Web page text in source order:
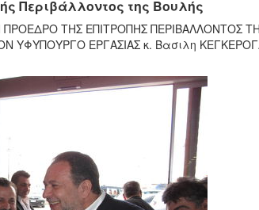
Περιβάλλοντος της Βουλής
ΤΗΣ ΕΠΙΤΡΟΠΗΣ ΠΕΡΙΒΑΛΛΟΝΤΟΣ
ΥΦΥΠΟΥΡΓΟ ΕΡΓΑΣΙΑΣ κ. Βασιλη